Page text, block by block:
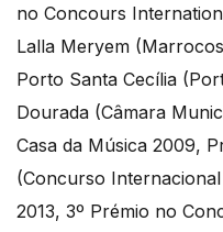
no Concours
Lalla Meryem
Porto Santa Cecília
Dourada (Câmara
Casa da Música 2009,
(Concurso
2013, 3º Prémio no